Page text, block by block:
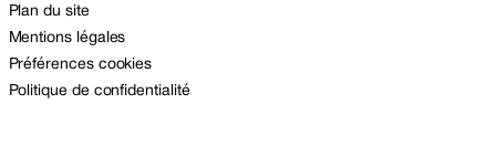
Plan du site
Mentions légales
Préférences cookies
Politique de confidentialité